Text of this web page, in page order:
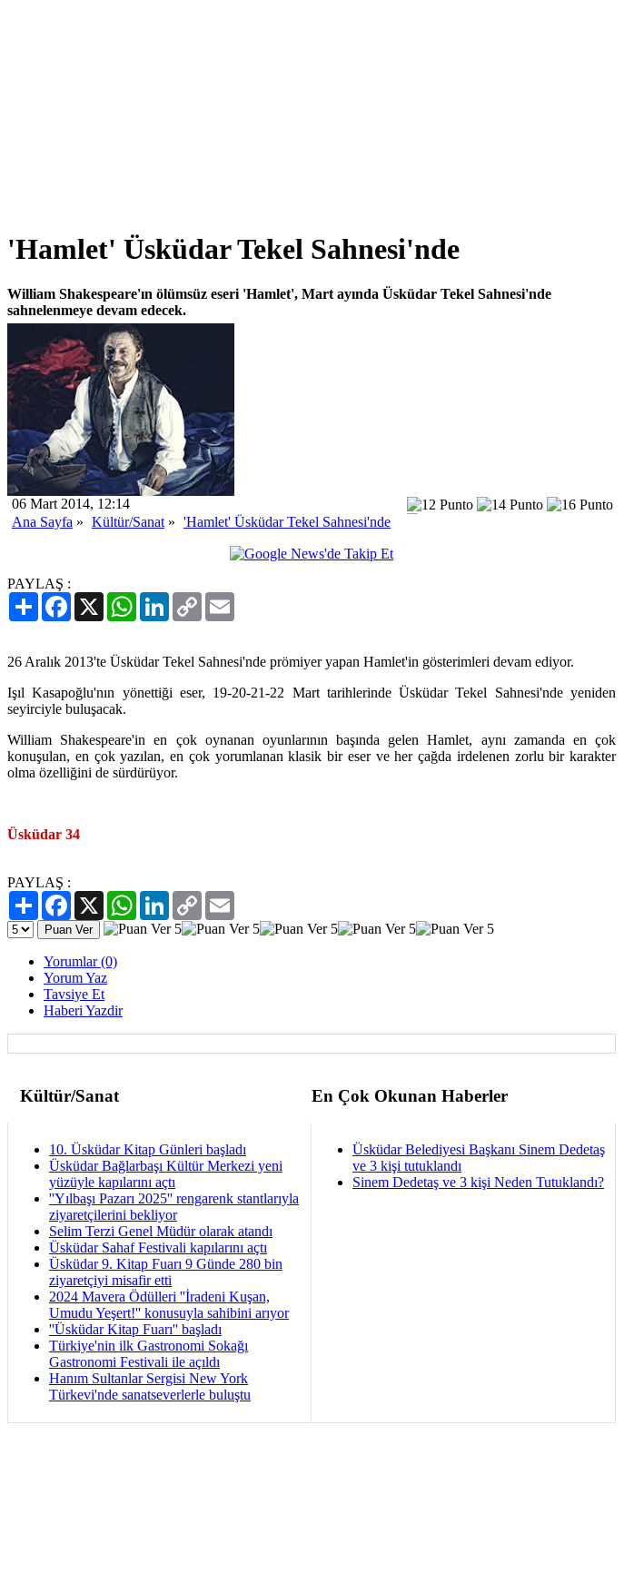
'Hamlet' Üsküdar Tekel Sahnesi'nde
William Shakespeare'ın ölümsüz eseri 'Hamlet', Mart ayında Üsküdar Tekel Sahnesi'nde
sahnelenmeye devam edecek.
06 Mart 2014, 12:14
Ana Sayfa » Kültür/Sanat » 'Hamlet' Üsküdar Tekel Sahnesi'nde
PAYLAŞ :
PaylaşFacebook
X WhatsAppLinkedIn
Copy
Link
26 Aralık 2013'te Üsküdar Tekel Sahnesi'nde prömiyer yapan Hamlet'in gösterimleri devam ediyor.
Işıl Kasapoğlu'nın yönettiği eser, 19-20-21-22 Mart tarihlerinde Üsküdar Tekel Sahnesi'nde yeniden
seyirciyle buluşacak.
William Shakespeare'in en çok oynanan oyunlarının başında gelen Hamlet, aynı zamanda en çok
konuşulan, en çok yazılan, en çok yorumlanan klasik bir eser ve her çağda irdelenen zorlu bir karakter
olma özelliğini de sürdürüyor.
Üsküdar 34
PAYLAŞ :
PaylaşFacebook
X WhatsAppLinkedIn
Copy
Link
Yorumlar (0)
Yorum Yaz
Tavsiye Et
Haberi Yazdir
Kültür/Sanat En Çok Okunan Haberler
10. Üsküdar Kitap Günleri başladı
Üsküdar Bağlarbaşı Kültür Merkezi yeni
yüzüyle kapılarını açtı
''Yılbaşı Pazarı 2025'' rengarenk stantlarıyla
ziyaretçilerini bekliyor
Selim Terzi Genel Müdür olarak atandı
Üsküdar Sahaf Festivali kapılarını açtı
Üsküdar 9. Kitap Fuarı 9 Günde 280 bin
ziyaretçiyi misafir etti
2024 Mavera Ödülleri ''İradeni Kuşan,
Umudu Yeşert!'' konusuyla sahibini arıyor
''Üsküdar Kitap Fuarı'' başladı
Türkiye'nin ilk Gastronomi Sokağı
Gastronomi Festivali ile açıldı
Hanım Sultanlar Sergisi New York
Türkevi'nde sanatseverlerle buluştu
Üsküdar Belediyesi Başkanı Sinem Dedetaş
ve 3 kişi tutuklandı
Sinem Dedetaş ve 3 kişi Neden Tutuklandı?